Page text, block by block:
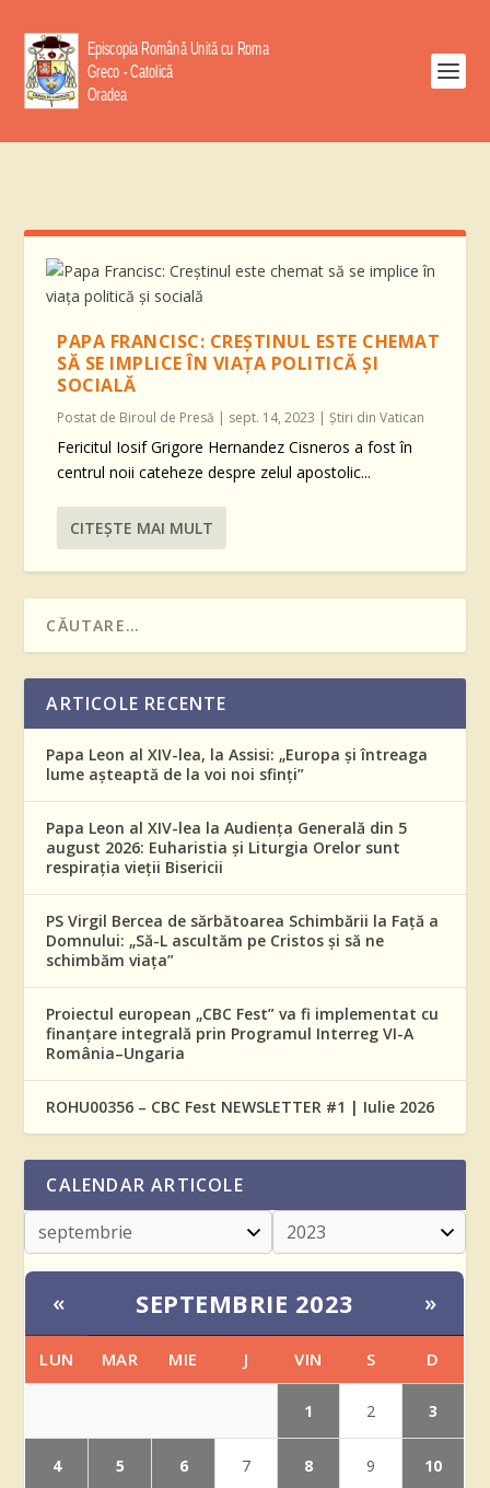
PAPA FRANCISC: CREȘTINUL ESTE CHEMAT
SĂ SE IMPLICE ÎN VIAȚA POLITICĂ ȘI
SOCIALĂ
Postat de Biroul de Presă | sept. 14, 2023 |Știri din Vatican
Fericitul Iosif Grigore Hernandez Cisneros a fost în
centrul noii cateheze despre zelul apostolic...
CITEŞTE MAI MULT
ARTICOLE RECENTE
Papa Leon al XIV-lea, la Assisi: „Europa și întreaga
lume așteaptă de la voi noi sfinți”
Papa Leon al XIV-lea la Audiența Generală din 5
august 2026: Euharistia și Liturgia Orelor sunt
respirația vieții Bisericii
PS Virgil Bercea de sărbătoarea Schimbării la Față a
Domnului: „Să-L ascultăm pe Cristos și să ne
schimbăm viața”
Proiectul european „CBC Fest” va fi implementat cu
finanțare integrală prin Programul Interreg VI-A
România–Ungaria
ROHU00356 – CBC Fest NEWSLETTER #1 | Iulie 2026
CALENDAR ARTICOLE
« SEPTEMBRIE 2023 »
LUN MAR MIE J VIN S D
1 2 3
4 5 6 7 8 9 10